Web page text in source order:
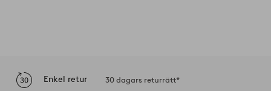
Enkel retur 30 dagars returrätt*